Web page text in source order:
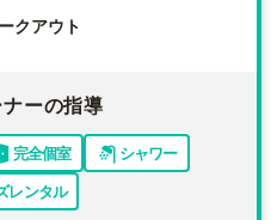
クアウト
ーの指導
完全個室
シャワー
レンタル